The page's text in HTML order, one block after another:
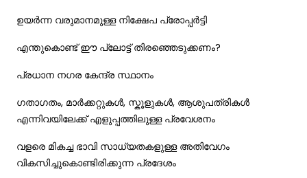
ഉയർന്ന വരുമാനമുള്ള നിക്ഷേപ പ്രോപ്പർട്ടി
എന്തുകൊണ്ട് ഈ പ്ലോട്ട് തിരഞ്ഞെടുക്കണം?
പ്രധാന നഗര കേന്ദ്ര സ്ഥാനം
ഗതാഗതം, മാർക്കറ്റുകൾ, സ്കൂളുകൾ, ആശുപത്രികൾ
എന്നിവയിലേക്ക് എളുപ്പത്തിലുള്ള പ്രവേശനം
വളരെ മികച്ച ഭാവി സാധ്യതകളുള്ള അതിവേഗം
വികസിച്ചുകൊണ്ടിരിക്കുന്ന പ്രദേശം